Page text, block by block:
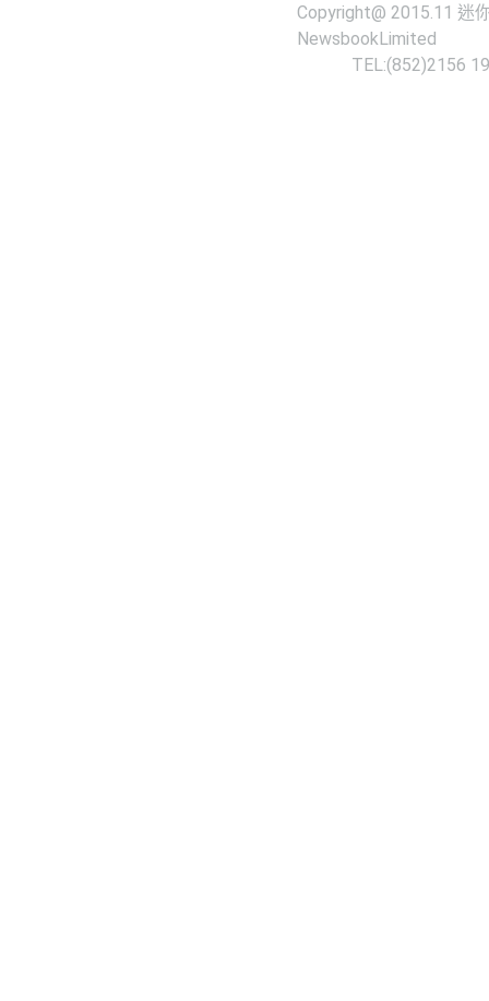
Copyright@ 2015.11迷
NewsbookLimited
TEL:(852)2156